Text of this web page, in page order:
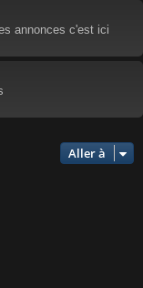
annonces c'est ici
Aller à